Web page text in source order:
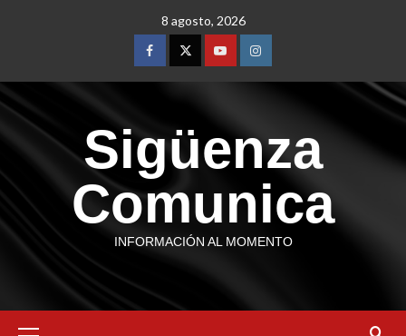
8 agosto, 2026
Sigüenza
Comunica
INFORMACIÓN AL MOMENTO